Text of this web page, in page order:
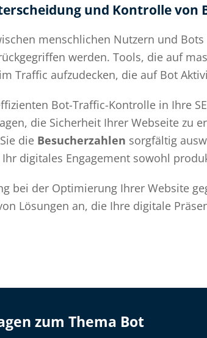
und Kontrolle von
menschlichen Nutzern und
werden. Tools, die auf
Traffic aufzudecken, die auf Bot
Bot-Traffic-Kontrolle in Ihre
die Sicherheit Ihrer Webseite zu
die Besucherzahlen sorgfältig
digitales Engagement sowohl
bei der Optimierung Ihrer Website
Lösungen an, die Ihre digitale
zum Thema Bot